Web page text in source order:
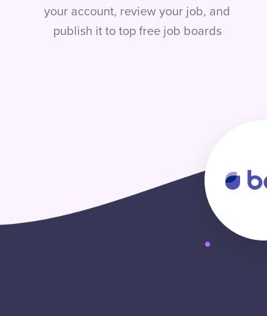
your account, review your job, and
publish it to top free job boards